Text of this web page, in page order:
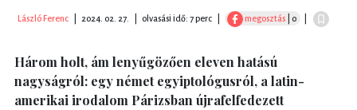
László Ferenc 2024. 02. 27. olvasási idő: 7 perc megosztás | 0
Három holt, ám lenyűgözően eleven hatású
nagyságról: egy német egyiptológusról, a latin-
amerikai irodalom Párizsban újrafelfedezett